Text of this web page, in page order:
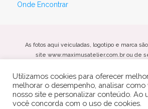
Onde Encontrar
As fotos aqui veiculadas, logotipo e marca
site www.maximusatelier.com.br ou de
expressa autorização da
Maximus Noivas e Festas Eireli - CNPJ:
Av. Maripá, 4866, Centro - Toledo/PR
Utilizamos cookies para oferecer
melhorar o desempenho, analisar
nosso site e personalizar conteúdo. Ao
você concorda com o uso de cookies.